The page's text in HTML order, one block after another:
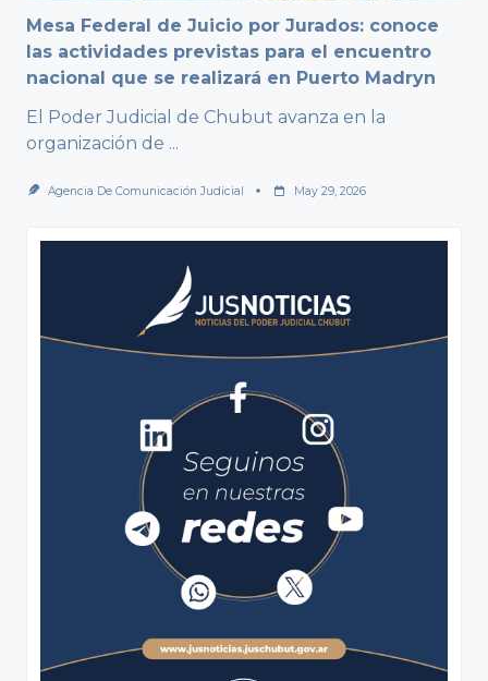
Mesa Federal de Juicio por Jurados: conoce
las actividades previstas para el encuentro
nacional que se realizará en Puerto Madryn
El Poder Judicial de Chubut avanza en la
organización de ...
Agencia De Comunicación Judicial May 29, 2026